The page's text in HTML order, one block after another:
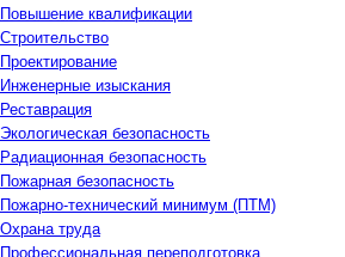
Повышение квалификации
Строительство
Проектирование
Инженерные изыскания
Реставрация
Экологическая безопасность
Радиационная безопасность
Пожарная безопасность
Пожарно-технический минимум (ПТМ)
Охрана труда
Профессиональная переподготовка